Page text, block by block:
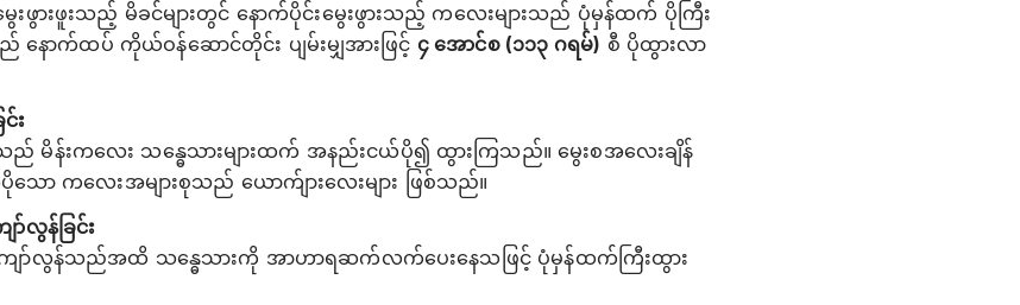
ားဖူးသည့် မိခင်များတွင် နောက်ပိုင်းမွေးဖွားသည့် ကလေးများသည် ပုံမှန်ထက် ပိုကြီး
နောက်ထပ် ကိုယ်ဝန်ဆောင်တိုင်း ပျမ်းမျှအားဖြင့် ၄ အောင်စ (၁၁၃ ဂရမ်) စီ ပိုထွားလာ
း
းသည် မိန်းကလေး သန္ဓေသားများထက် အနည်းငယ်ပို၍ ထွားကြသည်။ မွေးစအလေးချိန်
ကလေးအများစုသည် ယောက်ျားလေးများ ဖြစ်သည်။
လွန်ခြင်း
ာ်လွန်သည်အထိ သန္ဓေသားကို အာဟာရဆက်လက်ပေးနေသဖြင့် ပုံမှန်ထက်ကြီးထွား